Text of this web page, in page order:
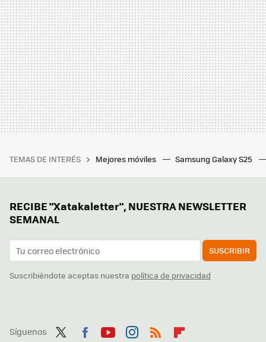
TEMAS DE INTERÉS Mejores móviles Samsung Galaxy S25
RECIBE "Xatakaletter", NUESTRA NEWSLETTER
SEMANAL
SUSCRIBIR
Suscribiéndote aceptas nuestra política de privacidad
Síguenos